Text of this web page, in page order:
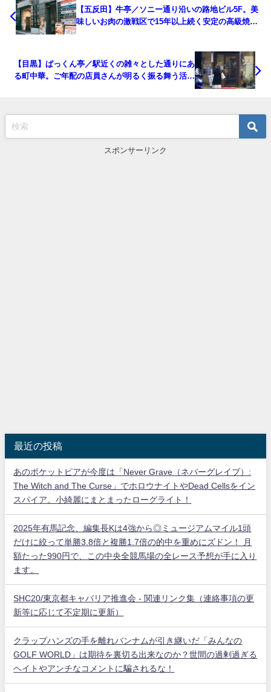
【五反田】牛亭／ソニー通り沿いの路地ビル5F。美
味しいお肉の激戦区で15年以上続く安定の高級焼肉
【目黒】ぱっくん亭／駅近くの雑々とした通りにあ
る町中華。ご年配の店員さんが明るく振る舞う活気
スポンサーリンク
最近の投稿
あのポケットピアが今度は「Never Grave（ネバーグレイブ）:
The Witch and The Curse」でホロウナイトやDead Cellsをイン
スパイア。小綺麗にまとまったローグライト！
2025年有馬記念、編集長Kは4強から◎ミュージアムマイル1頭
だけに絞って単勝3.8倍と複勝1.7倍の的中を重めにズドン！ 月
額たった990円で、この中央全競馬場の全レース予想が手に入り
ます。
SHC20/東京都キャバリア推進会 - 関連リンク集（連絡事項の更
新等に応じて不定期に更新）
クラップハンズの手を離れバンナムが引き継いだ「みんなの
GOLF WORLD」は期待を裏切る出来なのか？世間の過剰過ぎる
ヘイトやアンチなコメントに騙されるな！